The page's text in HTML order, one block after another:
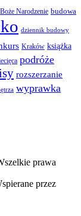
Boże Narodzenie budowa
dziennik budowy
Kraków książka
podróże
rozszerzanie
wyprawka
prawa
przez